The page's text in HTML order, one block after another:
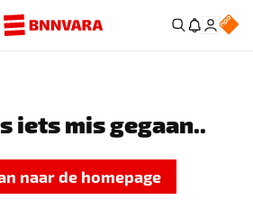
iets mis gegaan..
naar de homepage